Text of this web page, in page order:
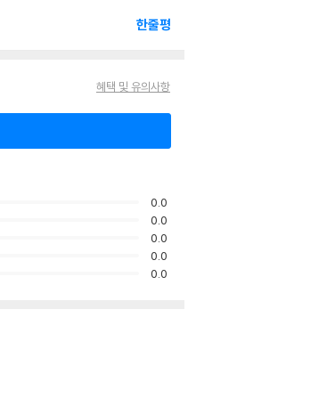
한줄평
혜택 및 유의사항
0.0
0.0
0.0
0.0
0.0